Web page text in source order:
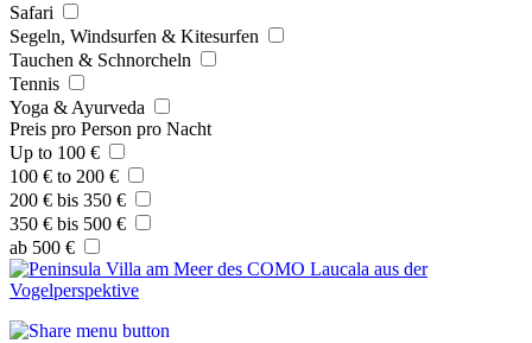
Safari
Segeln, Windsurfen & Kitesurfen
Tauchen & Schnorcheln
Tennis
Yoga & Ayurveda
Preis pro Person pro Nacht
Up to 100 €
100 € to 200 €
200 € bis 350 €
350 € bis 500 €
ab 500 €